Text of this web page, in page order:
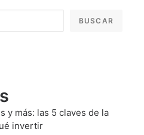
BUSCAR
y más: las 5 claves de la
invertir